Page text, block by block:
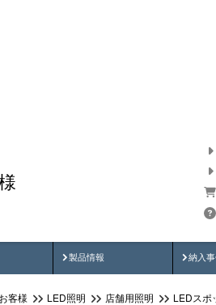
製品情報
製品動画 納入
納
客様 LED照明 店舗用照明 LEDスポ